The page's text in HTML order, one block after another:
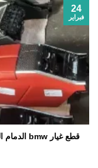
قطع غيار bmw الدمام الأصلية بأفضل أسعار 2026 مع ضمان الجودة
24
فبراير